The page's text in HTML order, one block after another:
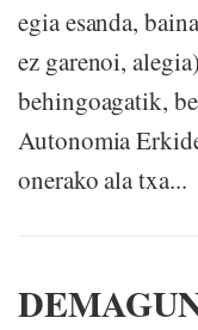
egia esanda,
ez garenoi,
behingoagatik,
Autonomia
onerako ala txa...